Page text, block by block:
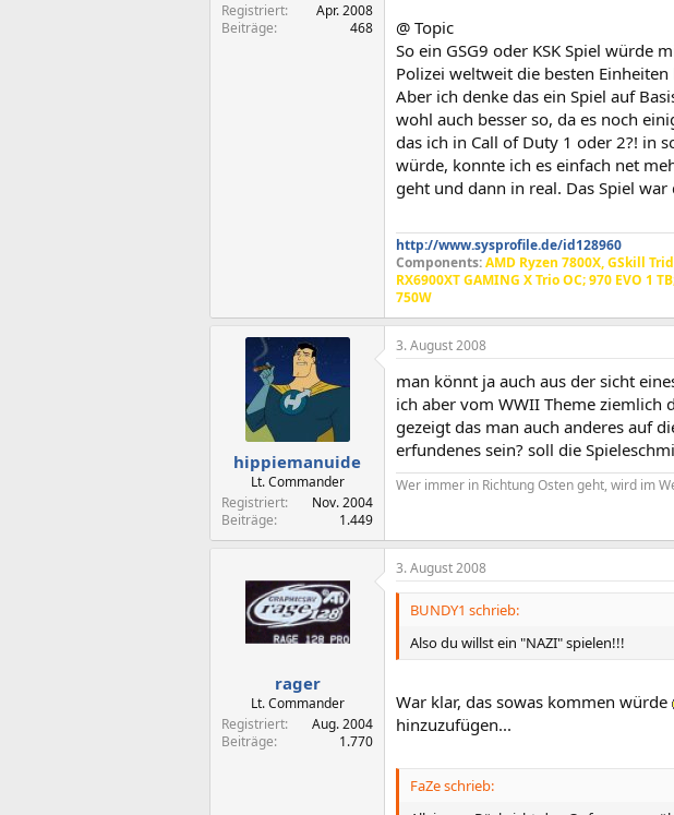
Registriert
Apr. 2008
Beiträge
468
@ Topic
So ein GSG9 oder KSK Spiel würde
Polizei weltweit die besten Einheiten
Aber ich denke das ein Spiel auf
wohl auch besser so, da es noch
das ich in Call of Duty 1 oder 2?! in
würde, konnte ich es einfach net
geht und dann in real. Das Spiel war
http://www.sysprofile.de/id128960
Components:AMD Ryzen 7800X, GSkill
RX6900XT GAMING X Trio OC; 970 EVO 1
750W
hippiemanuide
Lt. Commander
Registriert
Nov. 2004
Beiträge
1.449
3. August 2008
man könnt ja auch aus der sicht
ich aber vom WWII Theme ziemlich
gezeigt das man auch anderes auf
erfundenes sein? soll die
Wer immer in Richtung Osten geht, wird im
rager
Lt. Commander
Registriert
Aug. 2004
Beiträge
1.770
3. August 2008
BUNDY1 schrieb:
Also du willst ein "NAZI" spielen!!!
War klar, das sowas kommen würde
hinzuzufügen...
FaZe schrieb: